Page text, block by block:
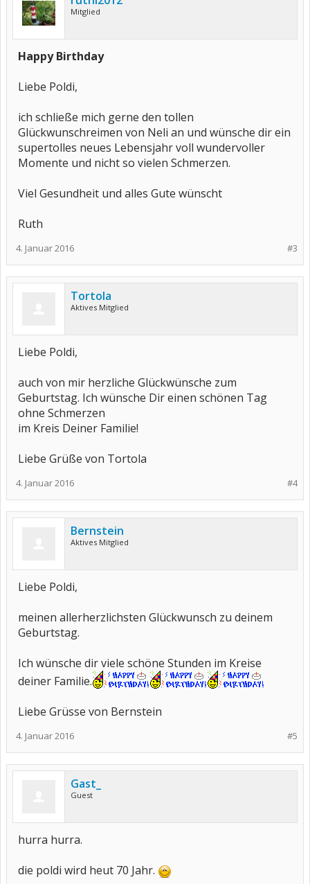
Mitglied
Happy Birthday
Liebe Poldi,
ich schließe mich gerne den tollen
Glückwunschreimen von Neli an und wünsche dir ein
supertolles neues Lebensjahr voll wundervoller
Momente und nicht so vielen Schmerzen.
Viel Gesundheit und alles Gute wünscht
Ruth
#3
4. Januar 2016
Tortola
Aktives Mitglied
Liebe Poldi,
auch von mir herzliche Glückwünsche zum
Geburtstag. Ich wünsche Dir einen schönen Tag
ohne Schmerzen
im Kreis Deiner Familie!
Liebe Grüße von Tortola
#4
4. Januar 2016
Bernstein
Aktives Mitglied
Liebe Poldi,
meinen allerherzlichsten Glückwunsch zu deinem
Geburtstag.
Ich wünsche dir viele schöne Stunden im Kreise
deiner Familie.
Liebe Grüsse von Bernstein
#5
4. Januar 2016
Gast_
Guest
hurra hurra.
die poldi wird heut 70 Jahr.